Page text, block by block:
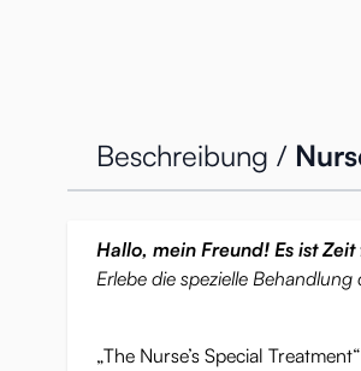
Beschreibung /
Hallo, mein Freund! Es ist
Erlebe die spezielle
„The Nurse’s Special